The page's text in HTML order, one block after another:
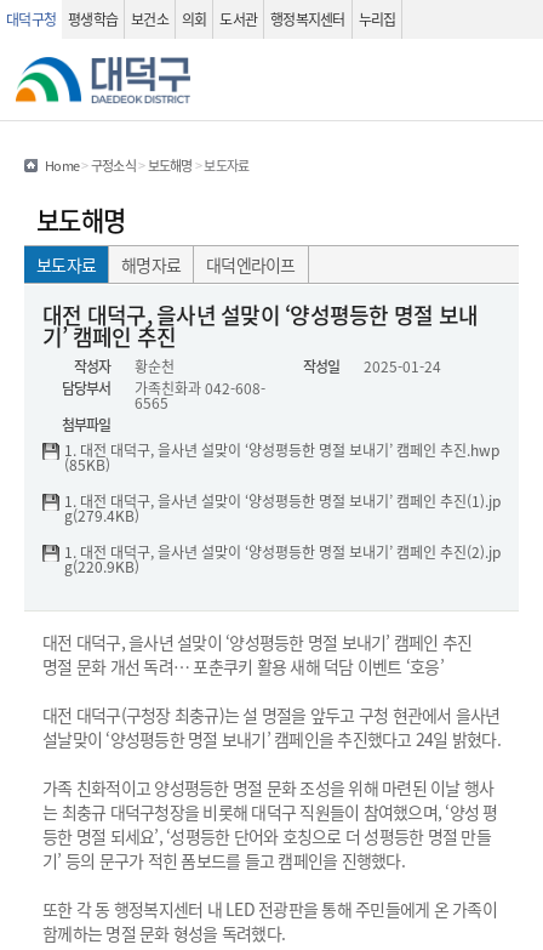
대덕구청 평생학습 보건소 의회 도서관 행정복지센터 누리집
Home>구정소식>보도해명>보도자료
보도해명
보도자료 해명자료 대덕엔라이프
보도자료(상세화면) - 제목, 작성자, 작성일 , 담당부서 , 내용 , 첨부파일 정보를 제공하는 표 입니다.
대전 대덕구, 을사년 설맞이 ‘양성평등한 명절 보내
기’ 캠페인 추진
작성자 황순천 작성일
2025-01-24
담당부서
가족친화과042-608-
6565
첨부파일
1. 대전 대덕구, 을사년 설맞이 ‘양성평등한 명절 보내기’ 캠페인 추진.hwp
(85KB)
1. 대전 대덕구, 을사년 설맞이 ‘양성평등한 명절 보내기’ 캠페인 추진(1).jp
g(279.4KB)
1. 대전 대덕구, 을사년 설맞이 ‘양성평등한 명절 보내기’ 캠페인 추진(2).jp
g(220.9KB)
대전 대덕구, 을사년 설맞이 ‘양성평등한 명절 보내기’ 캠페인 추진
명절 문화 개선 독려… 포춘쿠키 활용 새해 덕담 이벤트 ‘호응’
대전 대덕구(구청장 최충규)는 설 명절을 앞두고 구청 현관에서 을사년
설날맞이 ‘양성평등한 명절 보내기’ 캠페인을 추진했다고 24일 밝혔다.
가족 친화적이고 양성평등한 명절 문화 조성을 위해 마련된 이날 행사
는 최충규 대덕구청장을 비롯해 대덕구 직원들이 참여했으며, ‘양성 평
등한 명절 되세요’, ‘성평등한 단어와 호칭으로 더 성평등한 명절 만들
기’ 등의 문구가 적힌 폼보드를 들고 캠페인을 진행했다.
또한 각 동 행정복지센터 내 LED 전광판을 통해 주민들에게 온 가족이
함께하는 명절 문화 형성을 독려했다.